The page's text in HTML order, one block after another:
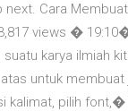
Cara
views �
karya ilmiah
untuk membuat
kalimat, pilih font,�